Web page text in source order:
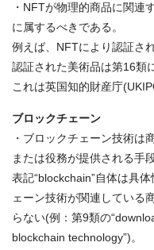
・NFTが物理的商品に関連
に属するべきである。
例えば、NFTにより認証さ
認証された美術品は第16類
これは英国知的財産庁
ブロックチェーン
・ブロックチェーン技術は
または役務が提供される手
表記“blockchain”自体は具
ェーン技術が関連している
らない(例：第9類の
blockchain technology”)。